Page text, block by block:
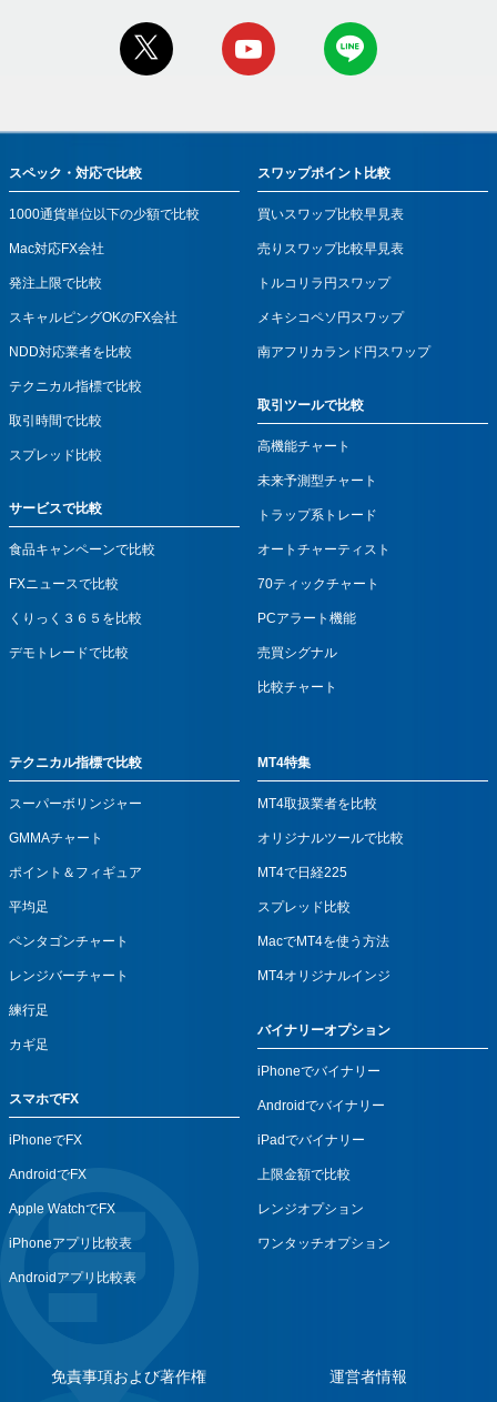
スペック・対応で比較
1000通貨単位以下の少額で比較
Mac対応FX会社
発注上限で比較
スキャルピングOKのFX会社
NDD対応業者を比較
テクニカル指標で比較
取引時間で比較
スプレッド比較
サービスで比較
食品キャンペーンで比較
FXニュースで比較
くりっく３６５を比較
デモトレードで比較
スワップポイント比較
買いスワップ比較早見表
売りスワップ比較早見表
トルコリラ円スワップ
メキシコペソ円スワップ
南アフリカランド円スワップ
取引ツールで比較
高機能チャート
未来予測型チャート
トラップ系トレード
オートチャーティスト
70ティックチャート
PCアラート機能
売買シグナル
比較チャート
テクニカル指標で比較
スーパーボリンジャー
GMMAチャート
ポイント＆フィギュア
平均足
ペンタゴンチャート
レンジバーチャート
練行足
カギ足
スマホでFX
iPhoneでFX
AndroidでFX
Apple WatchでFX
iPhoneアプリ比較表
Androidアプリ比較表
MT4特集
MT4取扱業者を比較
オリジナルツールで比較
MT4で日経225
スプレッド比較
MacでMT4を使う方法
MT4オリジナルインジ
バイナリーオプション
iPhoneでバイナリー
Androidでバイナリー
iPadでバイナリー
上限金額で比較
レンジオプション
ワンタッチオプション
免責事項および著作権 運営者情報